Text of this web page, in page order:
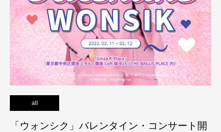
all
「ウォンシク」バレンタイン・コンサート開